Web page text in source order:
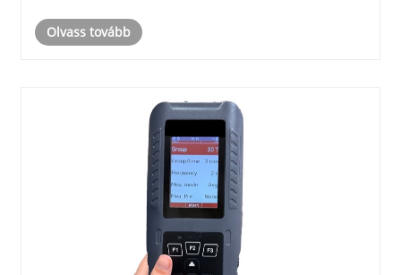
ellenőrzést egy vízi járműből ......
Olvass tovább